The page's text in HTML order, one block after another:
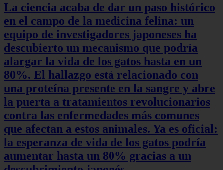
La ciencia acaba de dar un paso histórico
en el campo de la medicina felina: un
equipo de investigadores japoneses ha
descubierto un mecanismo que podría
alargar la vida de los gatos hasta en un
80%. El hallazgo está relacionado con
una proteína presente en la sangre y abre
la puerta a tratamientos revolucionarios
contra las enfermedades más comunes
que afectan a estos animales. Ya es oficial:
la esperanza de vida de los gatos podría
aumentar hasta un 80% gracias a un